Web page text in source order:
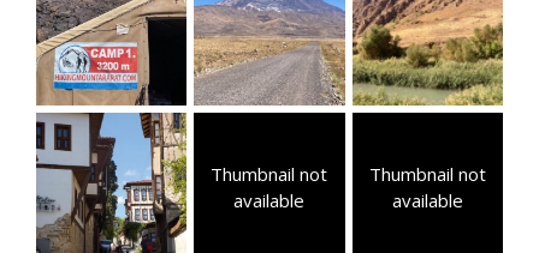
Thumbnail not
available
Thumbnail not
available